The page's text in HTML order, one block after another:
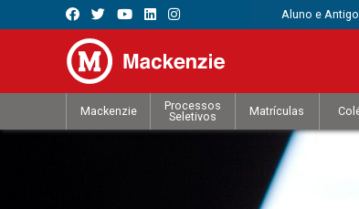
Aluno e
Mackenzie
Processos
Seletivos
Matrículas